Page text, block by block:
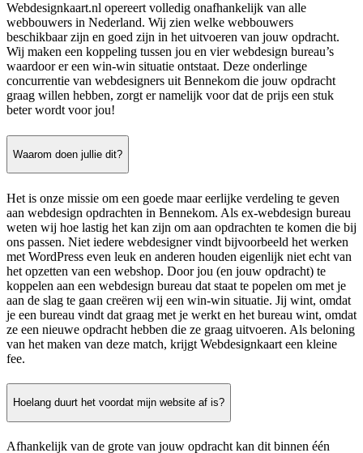
Webdesignkaart.nl opereert volledig onafhankelijk van alle
webbouwers in Nederland. Wij zien welke webbouwers
beschikbaar zijn en goed zijn in het uitvoeren van jouw opdracht.
Wij maken een koppeling tussen jou en vier webdesign bureau’s
waardoor er een win-win situatie ontstaat. Deze onderlinge
concurrentie van webdesigners uit Bennekom die jouw opdracht
graag willen hebben, zorgt er namelijk voor dat de prijs een stuk
beter wordt voor jou!
Waarom doen jullie dit?
Het is onze missie om een goede maar eerlijke verdeling te geven
aan webdesign opdrachten in Bennekom. Als ex-webdesign bureau
weten wij hoe lastig het kan zijn om aan opdrachten te komen die bij
ons passen. Niet iedere webdesigner vindt bijvoorbeeld het werken
met WordPress even leuk en anderen houden eigenlijk niet echt van
het opzetten van een webshop. Door jou (en jouw opdracht) te
koppelen aan een webdesign bureau dat staat te popelen om met je
aan de slag te gaan creëren wij een win-win situatie. Jij wint, omdat
je een bureau vindt dat graag met je werkt en het bureau wint, omdat
ze een nieuwe opdracht hebben die ze graag uitvoeren. Als beloning
van het maken van deze match, krijgt Webdesignkaart een kleine
fee.
Hoelang duurt het voordat mijn website af is?
Afhankelijk van de grote van jouw opdracht kan dit binnen één